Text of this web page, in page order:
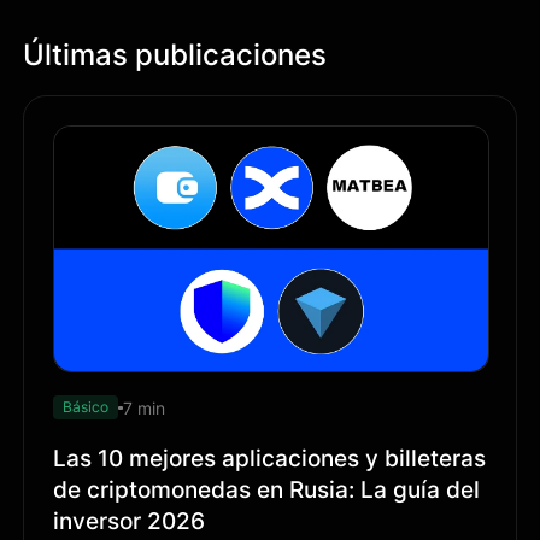
Últimas publicaciones
Básico 7 min
Las 10 mejores aplicaciones y billeteras
de criptomonedas en Rusia: La guía del
inversor 2026